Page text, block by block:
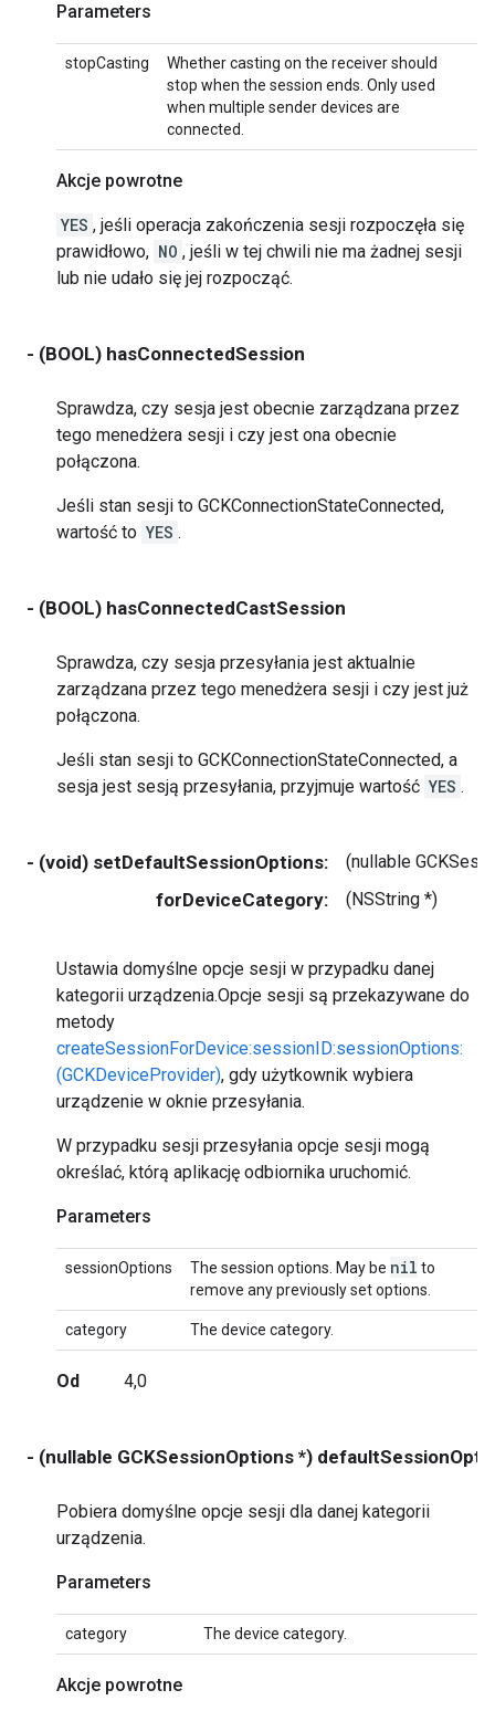
Parameters
stopCasting
Whether casting on the receiver should
stop when the session ends. Only used
when multiple sender devices are
connected.
Akcje powrotne
YES , jeśli operacja zakończenia sesji rozpoczęła się
prawidłowo, NO , jeśli w tej chwili nie ma żadnej sesji
lub nie udało się jej rozpocząć.
- (BOOL) hasConnectedSession
Sprawdza, czy sesja jest obecnie zarządzana przez
tego menedżera sesji i czy jest ona obecnie
połączona.
Jeśli stan sesji to GCKConnectionStateConnected,
wartość to YES .
- (BOOL) hasConnectedCastSession
Sprawdza, czy sesja przesyłania jest aktualnie
zarządzana przez tego menedżera sesji i czy jest już
połączona.
Jeśli stan sesji to GCKConnectionStateConnected, a
sesja jest sesją przesyłania, przyjmuje wartość YES .
- (void) setDefaultSessionOptions: (nullable
forDeviceCategory: (NSString *)
Ustawia domyślne opcje sesji w przypadku danej
kategorii urządzenia.Opcje sesji są przekazywane do
metody
createSessionForDevice:sessionID:sessionOptions:
(GCKDeviceProvider), gdy użytkownik wybiera
urządzenie w oknie przesyłania.
W przypadku sesji przesyłania opcje sesji mogą
określać, którą aplikację odbiornika uruchomić.
Parameters
sessionOptions The session options. May be nil to
remove any previously set options.
category The device category.
Od 4,0
- (nullable GCKSessionOptions *)
Pobiera domyślne opcje sesji dla danej kategorii
urządzenia.
Parameters
category The device category.
Akcje powrotne